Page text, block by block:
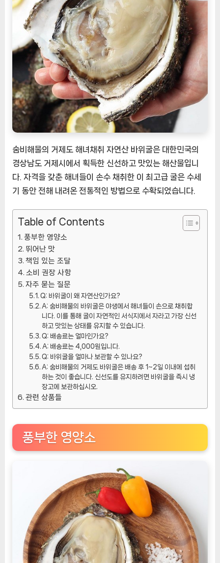
채
취
자
연
산
바
위
굴:
풍
요
로
운
해
양
의
선
물
ㅣ
천
상
품]
숨비해물의 거제도 해녀채취 자연산 바위굴은 대한민국의
경상남도 거제시에서 획득한 신선하고 맛있는 해산물입니
다. 자격을 갖춘 해녀들이 손수 채취한 이 최고급 굴은 수세
기 동안 전해 내려온 전통적인 방법으로 수확되었습니다.
Table of Contents
풍부한 영양소
뛰어난 맛
책임 있는 조달
소비 권장 사항
자주 묻는 질문
Q: 바위굴이 왜 자연산인가요?
A: 숨비해물의 바위굴은 야생에서 해녀들이 손으로 채취합
니다. 이를 통해 굴이 자연적인 서식지에서 자라고 가장 신선
하고 맛있는 상태를 유지할 수 있습니다.
Q: 배송료는 얼마인가요?
A: 배송료는 4,000원입니다.
Q: 바위굴을 얼마나 보관할 수 있나요?
A: 숨비해물의 거제도 바위굴은 배송 후 1~2일 이내에 섭취
하는 것이 좋습니다. 신선도를 유지하려면 바위굴을 즉시 냉
장고에 보관하십시오.
관련 상품들
풍부한 영양소